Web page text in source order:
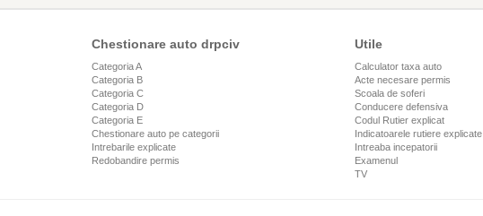
Chestionare auto drpciv
Categoria A
Categoria B
Categoria C
Categoria D
Categoria E
Chestionare auto pe categorii
Intrebarile explicate
Redobandire permis
Utile
Calculator taxa auto
Acte necesare permis
Scoala de soferi
Conducere defensiva
Codul Rutier explicat
Indicatoarele rutiere explicate
Intreaba incepatorii
Examenul
TV